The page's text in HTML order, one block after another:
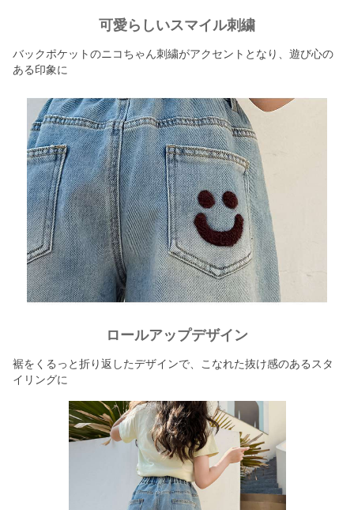
可愛らしいスマイル刺繍
バックポケットのニコちゃん刺繍がアクセントとなり、遊び心の
ある印象に
ロールアップデザイン
裾をくるっと折り返したデザインで、こなれた抜け感のあるスタ
イリングに